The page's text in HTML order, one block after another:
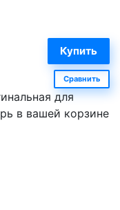
Сравнить
для
в вашей корзине